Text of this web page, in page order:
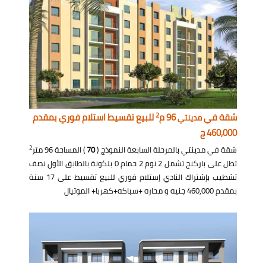
شقة فيمدينتي96 م 2للبيع تقسيط استلام فوري بمقدم
460,000 ج
شقة في مدينتي بالمرحلة السابعة النموذج (70) المساحة 96 متر 2
تطل على باركنج تشمل 2 نوم 2 حمام 0 بلكونة بالطابق الأول نصف
تشطيب بإشتراك النادي إستلام فوري للبيع تقسيط على 17 سنة
بمقدم 460,000 جنيه و محاره +سباكه+كهربا+ الموتيال